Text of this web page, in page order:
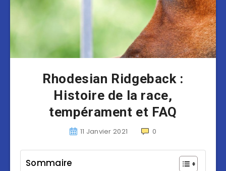
Rhodesian Ridgeback :
Histoire de la race,
tempérament et FAQ
11 Janvier 2021 0
Sommaire